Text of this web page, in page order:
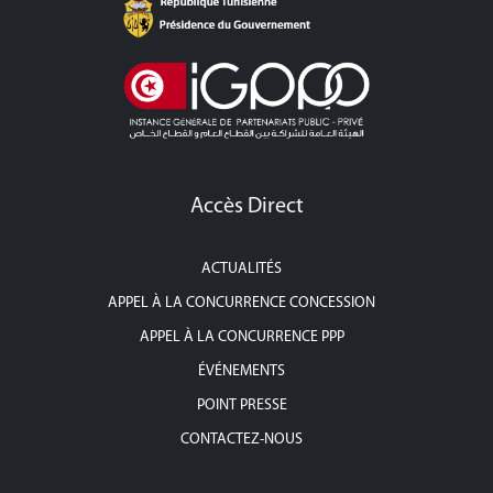
Accès Direct
ACTUALITÉS
APPEL À LA CONCURRENCE CONCESSION
APPEL À LA CONCURRENCE PPP
ÉVÉNEMENTS
POINT PRESSE
CONTACTEZ-NOUS